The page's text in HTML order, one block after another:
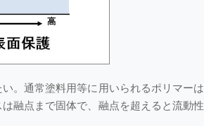
。通常塗料用等に用いられるポリマー
融点まで固体で、融点を超えると流動